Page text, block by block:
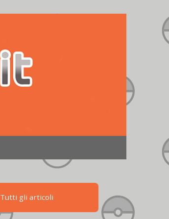
Tutti gli articoli